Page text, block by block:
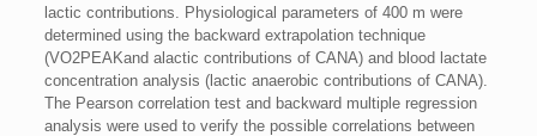
lactic contributions. Physiological parameters of 400 m were
determined using the backward extrapolation technique
(VO2PEAKand alactic contributions of CANA­) and blood lactate
concentration analysis (lactic anaerobic contributions of CANA).
The Pearson correlation test and backward multiple regression
analysis were used to verify the possible correlations between